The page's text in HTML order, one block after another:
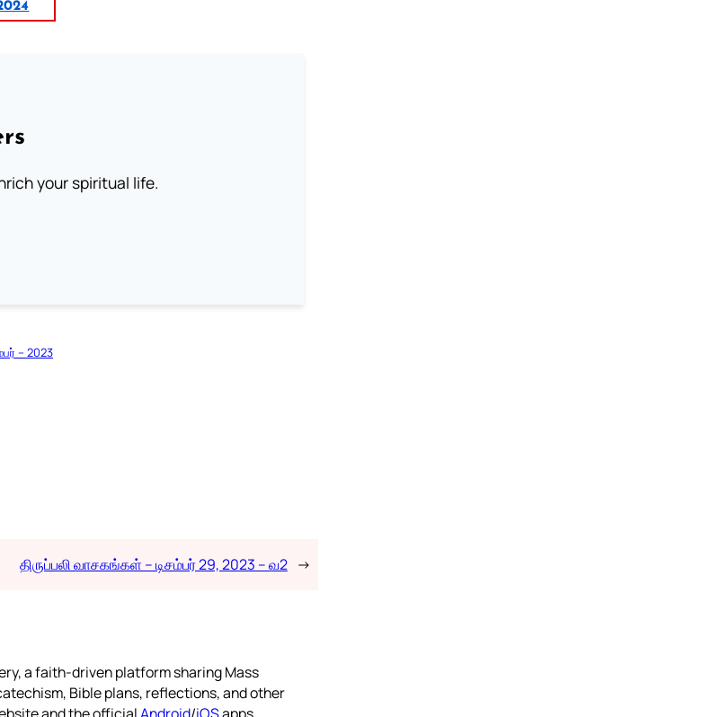
your spiritual life.
– 2023
திருப்பலி வாசகங்கள் – டிசம்பர் 29, 2023 – வ2 →
a faith-driven platform sharing Mass
Bible plans, reflections, and other